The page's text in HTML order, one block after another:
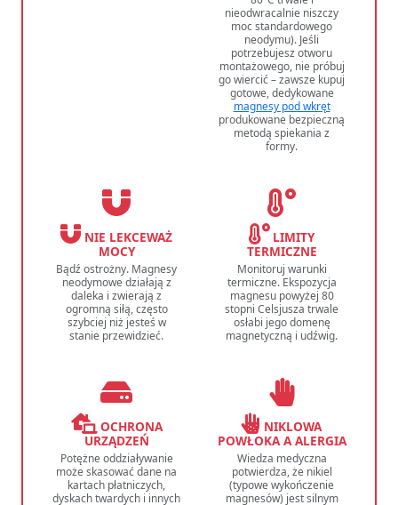
nieodwracalnie niszczy
moc standardowego
neodymu). Jeśli
potrzebujesz otworu
montażowego, nie próbuj
go wiercić – zawsze kupuj
gotowe, dedykowane
magnesy pod wkręt
produkowane bezpieczną
metodą spiekania z
formy.
NIE LEKCEWAŻ
MOCY
Bądź ostrożny. Magnesy
neodymowe działają z
daleka i zwierają z
ogromną siłą, często
szybciej niż jesteś w
stanie przewidzieć.
LIMITY
TERMICZNE
Monitoruj warunki
termiczne. Ekspozycja
magnesu powyżej 80
stopni Celsjusza trwale
osłabi jego domenę
magnetyczną i udźwig.
OCHRONA
URZĄDZEŃ
Potężne oddziaływanie
może skasować dane na
kartach płatniczych,
dyskach twardych i innych
NIKLOWA
POWŁOKA A ALERGIA
Wiedza medyczna
potwierdza, że nikiel
(typowe wykończenie
magnesów) jest silnym